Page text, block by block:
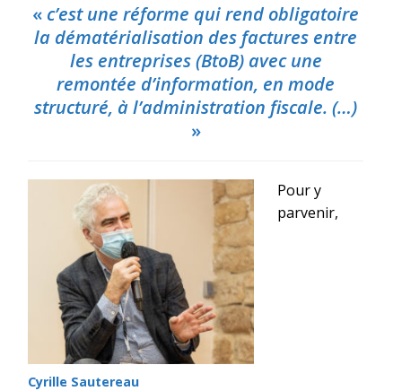
« c’est une réforme qui rend obligatoire
la dématérialisation des factures entre
les entreprises (BtoB) avec une
remontée d’information, en mode
structuré, à l’administration fiscale. (…)
»
Cyrille Sautereau
Pour y
parvenir,